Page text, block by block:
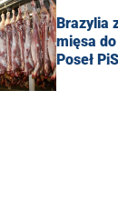
Brazylia
mięsa
Poseł